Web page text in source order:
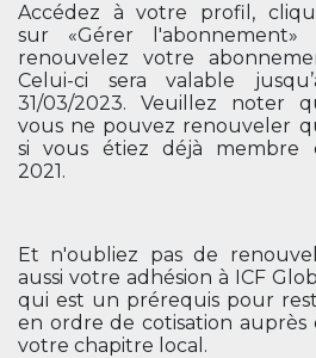
Accédez à votre profil,
sur «Gérer l'abonnement»
renouvelez votre
Celui-ci sera valable
31/03/2023. Veuillez noter
vous ne pouvez renouveler
si vous étiez déjà membre
2021.
Et n'oubliez pas de
aussi votre adhésion à ICF
qui est un prérequis pour
en ordre de cotisation auprès
votre chapitre local.